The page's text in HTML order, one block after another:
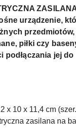
urządzenie,
piłki czy
podłączania jej
x 10 x 11,4 cm
zasilana na